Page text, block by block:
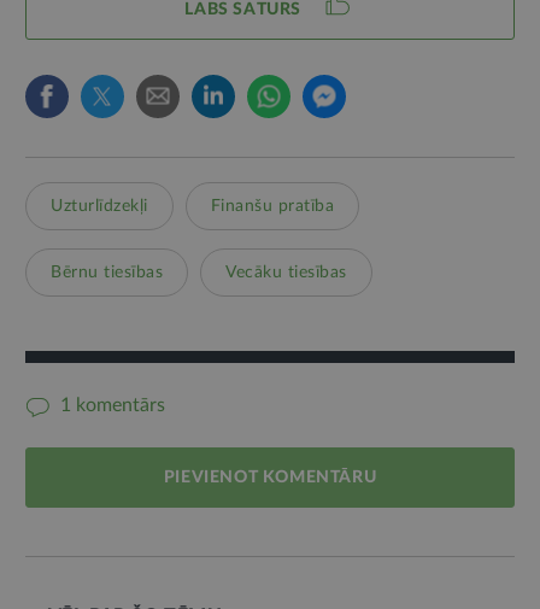
LABS SATURS
Uzturlīdzekļi Finanšu pratība
Bērnu tiesības Vecāku tiesības
1 komentārs
PIEVIENOT KOMENTĀRU